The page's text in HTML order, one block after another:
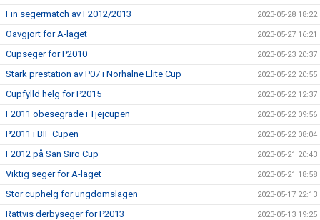
Fin segermatch av F2012/2013 2023-05-28 18:22
Oavgjort för A-laget 2023-05-27 16:21
Cupseger för P2010 2023-05-23 20:37
Stark prestation av P07 i Nörhalne Elite Cup 2023-05-22 20:55
Cupfylld helg för P2015 2023-05-22 12:37
F2011 obesegrade i Tjejcupen 2023-05-22 09:56
P2011 i BIF Cupen 2023-05-22 08:04
F2012 på San Siro Cup 2023-05-21 20:43
Viktig seger för A-laget 2023-05-21 18:58
Stor cuphelg för ungdomslagen 2023-05-17 22:13
Rättvis derbyseger för P2013 2023-05-13 19:25